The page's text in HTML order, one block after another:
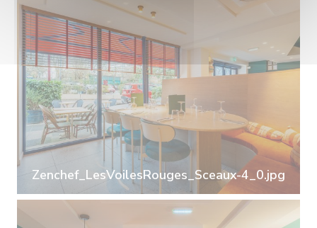
Zenchef_LesVoilesRouges_Sceaux-4_0.jpg